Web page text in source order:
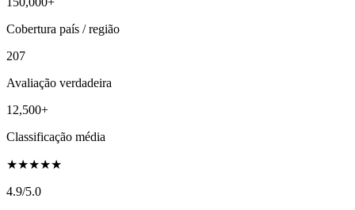
Cobertura país / região
207
Avaliação verdadeira
12,500+
Classificação média
★★★★★
4.9/5.0